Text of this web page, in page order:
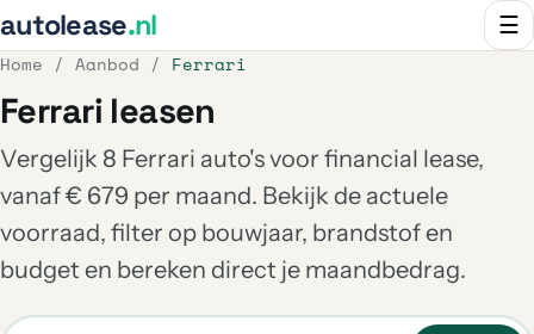
autolease.nl ☰
Home / Aanbod / Ferrari
Ferrari leasen
Vergelijk 8 Ferrari auto's voor financial lease,
vanaf € 679 per maand. Bekijk de actuele
voorraad, filter op bouwjaar, brandstof en
budget en bereken direct je maandbedrag.